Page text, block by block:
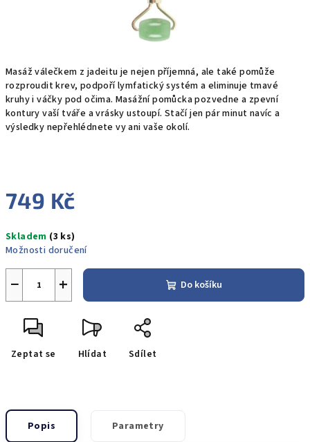
Masáž válečkem z jadeitu je nejen příjemná, ale také pomůže
rozproudit krev, podpoří lymfatický systém a eliminuje tmavé
kruhy i váčky pod očima. Masážní pomůcka pozvedne a zpevní
kontury vaší tváře a vrásky ustoupí. Stačí jen pár minut navíc a
výsledky nepřehlédnete vy ani vaše okolí.
749 Kč
cena:
Skladem (3 ks)
Možnosti doručení
+
− Do košíku
Zeptat se Hlídat Sdílet
Popis Parametry